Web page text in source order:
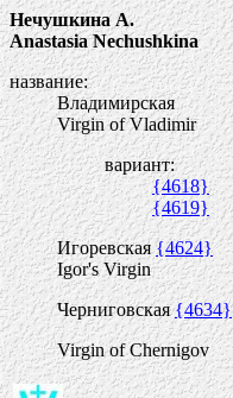
Нечушкина А.
Anastasia Nechushkina
название:
Владимирская
Virgin of Vladimir
вариант:
{4618}
{4619}
Игоревская{4624}
Igor's Virgin
Черниговская{4634}
Virgin of Chernigov